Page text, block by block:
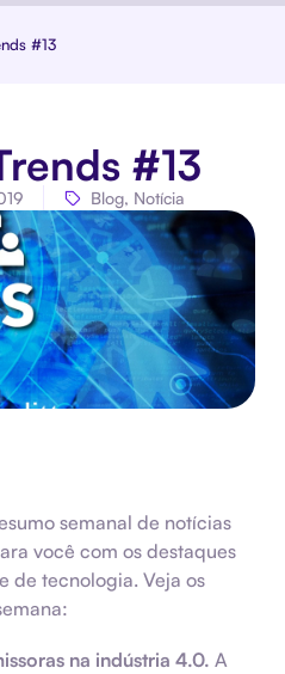
#13
#13
Blog, Notícia
semanal de notícias
você com os destaques
de tecnologia. Veja os
na indústria 4.0. A